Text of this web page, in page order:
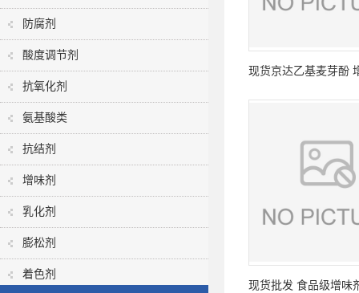
防腐剂
酸度调节剂
抗氧化剂
氨基酸类
抗结剂
增味剂
乳化剂
膨松剂
着色剂
现货京达乙基麦芽酚
现货批发 食品级增味